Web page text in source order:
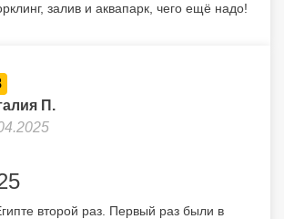
залив и аквапарк, чего ещё надо!
П.
второй раз. Первый раз были в